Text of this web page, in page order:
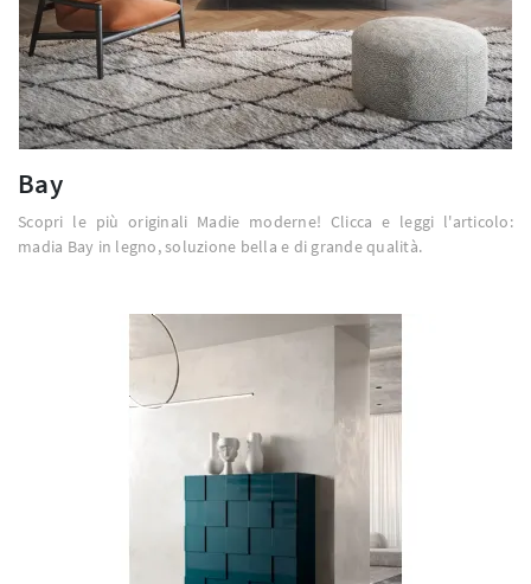
Bay
Scopri le più originali Madie moderne! Clicca e leggi l'articolo:
madia Bay in legno, soluzione bella e di grande qualità.